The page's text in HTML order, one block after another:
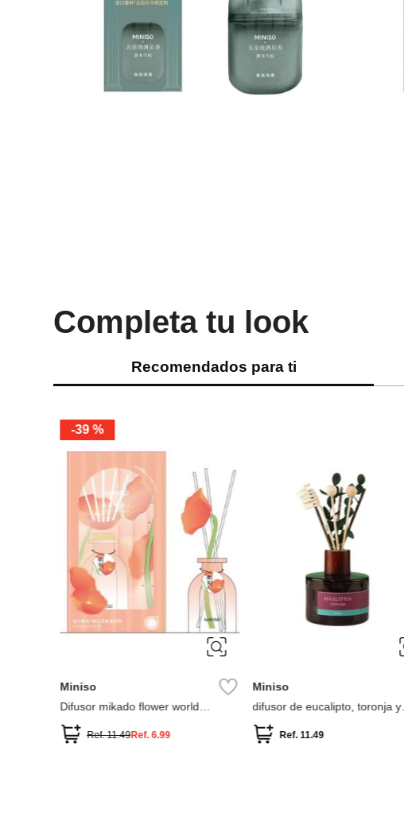
Completa tu look
Recomendados para ti
-39 %
Miniso
Difusor mikado flower world
Ref.11.49Ref.6.99
Miniso
difusor de eucalipto, toronja y
Ref.11.49
bimba lola